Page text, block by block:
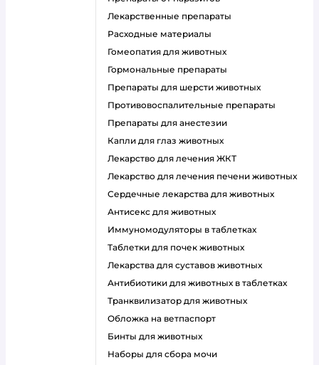
Лекарственные препараты
Расходные материалы
Гомеопатия для животных
Гормональные препараты
Препараты для шерсти животных
Противовоспалительные препараты
Препараты для анестезии
Капли для глаз животных
Лекарство для лечения ЖКТ
Лекарство для лечения печени животных
Сердечные лекарства для животных
Антисекс для животных
Иммуномодуляторы в таблетках
Таблетки для почек животных
Лекарства для суставов животных
Антибиотики для животных в таблетках
Транквилизатор для животных
Обложка на ветпаспорт
Бинты для животных
Наборы для сбора мочи